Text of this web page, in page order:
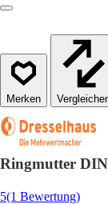
Ringmutter
5(1 Bewertung)